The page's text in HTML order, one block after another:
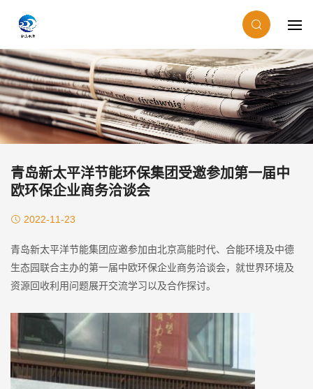
青岛新太平洋节能环保集团受邀参加第一届中
欧环保企业商务洽谈会
2022-11-23
青岛新太平洋节能集团应邀参加由北京高能时代、合能环境及中德
生态园联合主办的第一届中欧环保企业商务洽谈会，就世界环境及
资源回收利用问题展开交流学习以及合作探讨。